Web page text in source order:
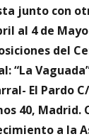
junto con
al 4 de
del
“La
El Pardo
40, Madrid.
a la